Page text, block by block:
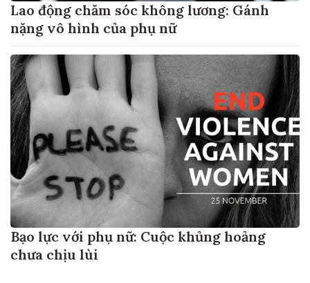
Lao động chăm sóc không lương: Gánh
nặng vô hình của phụ nữ
Bạo lực với phụ nữ: Cuộc khủng hoảng
chưa chịu lùi